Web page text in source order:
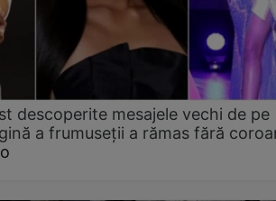
descoperite mesajele vechi de pe
a frumuseții a rămas fără